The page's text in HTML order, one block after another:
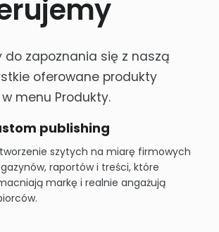
opakowań
do zapoznania się z naszą
oferowane produkty
menu Produkty.
publishing
szytych na miarę firmowych
raportów i treści, które
markę i realnie angażują